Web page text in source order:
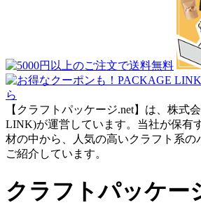
【クラフトパッケージ.net】は、株式
LINK)が運営しています。当社が保有
材の中から、人気の高いクラフト系の
ご紹介しています。
クラフトパッケー